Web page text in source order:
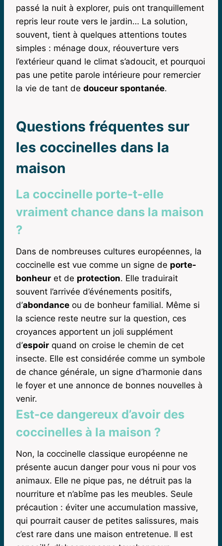
passé la nuit à explorer, puis ont tranquillement
repris leur route vers le jardin… La solution,
souvent, tient à quelques attentions toutes
simples : ménage doux, réouverture vers
l’extérieur quand le climat s’adoucit, et pourquoi
pas une petite parole intérieure pour remercier
la vie de tant de douceur spontanée.
Questions fréquentes sur
les coccinelles dans la
maison
La coccinelle porte-t-elle
vraiment chance dans la maison
?
Dans de nombreuses cultures européennes, la
coccinelle est vue comme un signe de porte-
bonheur et de protection. Elle traduirait
souvent l’arrivée d’événements positifs,
d’abondance ou de bonheur familial. Même si
la science reste neutre sur la question, ces
croyances apportent un joli supplément
d’espoir quand on croise le chemin de cet
insecte. Elle est considérée comme un symbole
de chance générale, un signe d’harmonie dans
le foyer et une annonce de bonnes nouvelles à
venir.
Est-ce dangereux d’avoir des
coccinelles à la maison ?
Non, la coccinelle classique européenne ne
présente aucun danger pour vous ni pour vos
animaux. Elle ne pique pas, ne détruit pas la
nourriture et n’abîme pas les meubles. Seule
précaution : éviter une accumulation massive,
qui pourrait causer de petites salissures, mais
c’est rare dans une maison entretenue. Il est